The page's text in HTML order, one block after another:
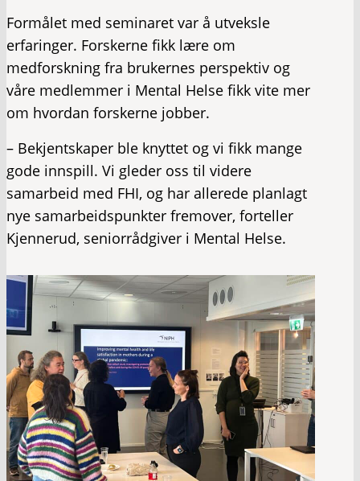
Formålet med seminaret var å utveksle
erfaringer. Forskerne fikk lære om
medforskning fra brukernes perspektiv og
våre medlemmer i Mental Helse fikk vite mer
om hvordan forskerne jobber.
– Bekjentskaper ble knyttet og vi fikk mange
gode innspill. Vi gleder oss til videre
samarbeid med FHI, og har allerede planlagt
nye samarbeidspunkter fremover, forteller
Kjennerud, seniorrådgiver i Mental Helse.